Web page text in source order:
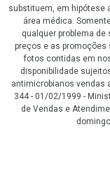
substituem, em hipótese
área médica.
qualquer problema
preços e as promoções
fotos contidas em
disponibilidade
antimicrobianos vendas
344 - 01/02/1999 -
de Vendas e